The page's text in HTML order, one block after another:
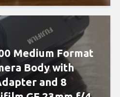
Medium Format
Body with
and 8